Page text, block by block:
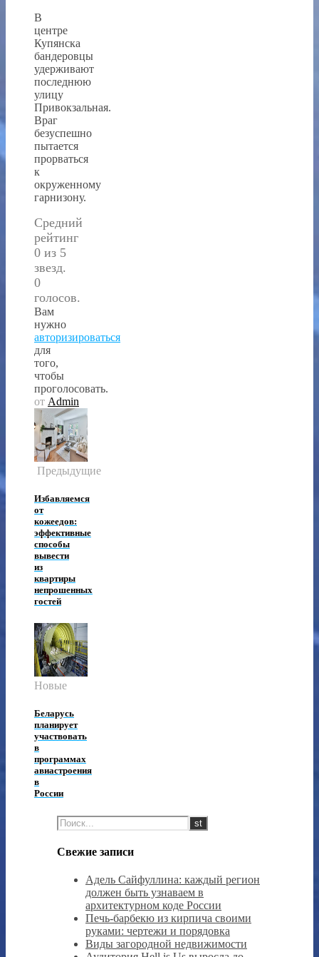
В
центре
Купянска
бандеровцы
удерживают
последнюю
улицу
Привокзальная.
Враг
безуспешно
пытается
прорваться
к
окруженному
гарнизону.
Средний
рейтинг
0 из 5
звезд.
0
голосов.
Вам
нужно
авторизироваться
для
того,
чтобы
проголосовать.
от Admin
Предыдущие
Избавляемся
от
кожеедов:
эффективные
способы
вывести
из
квартиры
непрошенных
гостей
Новые
Беларусь
планирует
участвовать
в
программах
авиастроения
в
России
Свежие записи
Адель Сайфуллина: каждый регион
должен быть узнаваем в
архитектурном коде России
Печь-барбекю из кирпича своими
руками: чертежи и порядовка
Виды загородной недвижимости